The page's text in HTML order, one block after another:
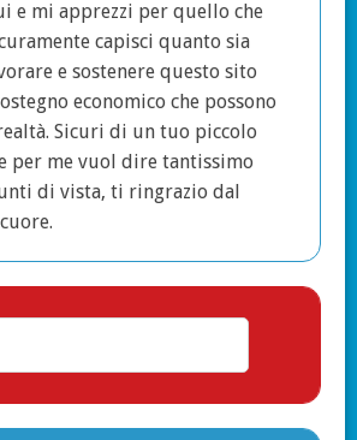
e mi apprezzi per quello che
capisci quanto sia
e sostenere questo sito
economico che possono
Sicuri di un tuo piccolo
per me vuol dire tantissimo
di vista, ti ringrazio dal